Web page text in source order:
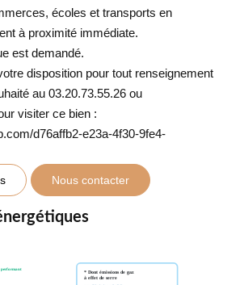
écoles et transports en
à proximité immédiate.
est demandé.
disposition pour tout renseignement
au 03.20.73.55.26 ou
visiter ce bien :
d76affb2-e23a-4f30-9fe4-
Nous contacter